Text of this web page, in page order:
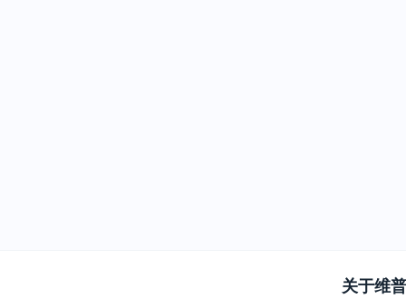
关于维普